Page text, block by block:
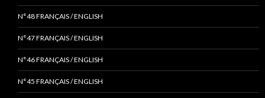
N°48 FRANÇAIS / ENGLISH
N°47 FRANÇAIS / ENGLISH
N°46 FRANÇAIS / ENGLISH
N°45 FRANÇAIS / ENGLISH